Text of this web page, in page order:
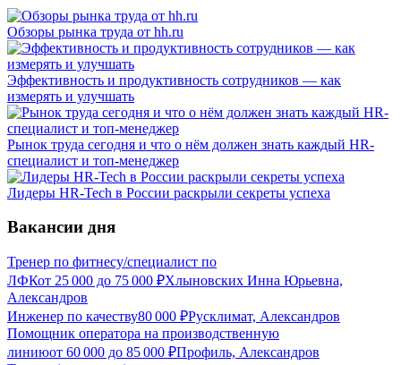
Обзоры рынка труда от hh.ru
Эффективность и продуктивность сотрудников — как
измерять и улучшать
Рынок труда сегодня и что о нём должен знать каждый HR-
специалист и топ-менеджер
Лидеры HR-Tech в России раскрыли секреты успеха
Вакансии дня
Тренер по фитнесу/специалист по
ЛФКот 25 000 до 75 000 ₽Хлыновских Инна Юрьевна,
Александров
Инженер по качеству80 000 ₽Русклимат, Александров
Помощник оператора на производственную
линиюот 60 000 до 85 000 ₽Профиль, Александров